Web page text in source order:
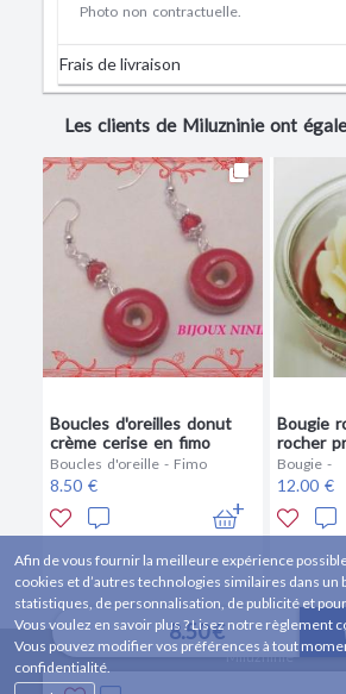
Photo non contractuelle.
Frais de livraison
Les clients de Miluzninie ont
Boucles d'oreilles donut
crème cerise en fimo
Boucles d'oreille - Fimo
8.50 €
Bougie
rocher
Bougie -
12.00 €
8.50 €
Miluzninie
Afin de vous fournir la meilleure expérience
cookies et d’autres technologies similaires dans un
statistiques, de personnalisation, de publicité et
Vous voulez en savoir plus ? Lisez notre règlement
Vous pouvez modifier vos préférences à tout
confidentialité.